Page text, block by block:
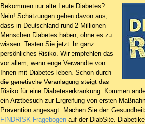
Bekommen nur alte Leute Diabetes?
Nein! Schätzungen gehen davon aus,
dass in Deutschland rund 2 Millionen
Menschen Diabetes haben, ohne es zu
wissen. Testen Sie jetzt Ihr ganz
persönliches Risiko. Wir empfehlen das
vor allem, wenn enge Verwandte von
Ihnen mit Diabetes leben. Schon durch
die genetische Veranlagung steigt das
Risiko für eine Diabeteserkrankung. Kommen
ein Arztbesuch zur Ergreifung von ersten
Prävention angesagt. Machen Sie den
FINDRISK-Fragebogen auf der DiabSite.